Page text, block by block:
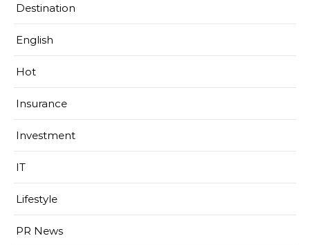
Destination
English
Hot
Insurance
Investment
IT
Lifestyle
PR News